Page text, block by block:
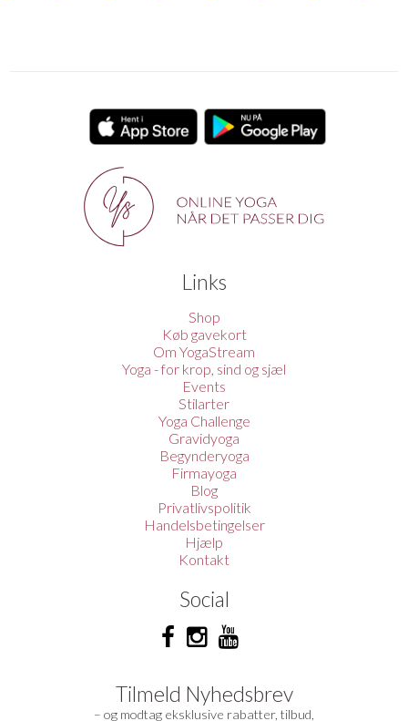
Links
Shop
Køb gavekort
Om YogaStream
Yoga - for krop, sind og sjæl
Events
Stilarter
Yoga Challenge
Gravidyoga
Begynderyoga
Firmayoga
Blog
Privatlivspolitik
Handelsbetingelser
Hjælp
Kontakt
Social
Tilmeld Nyhedsbrev
– og modtag eksklusive rabatter, tilbud,